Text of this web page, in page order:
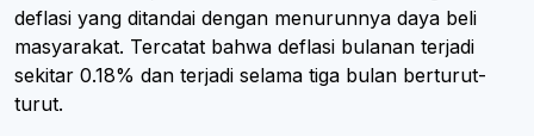
deflasi yang ditandai dengan menurunnya daya beli
masyarakat. Tercatat bahwa deflasi bulanan terjadi
sekitar 0.18% dan terjadi selama tiga bulan berturut-
turut.